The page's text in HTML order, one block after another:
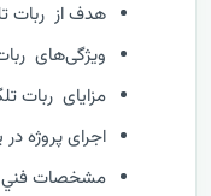
هدف از ربات
ویژگی‌های
مزایای ربات
اجرای پروژه
مشخصات فني